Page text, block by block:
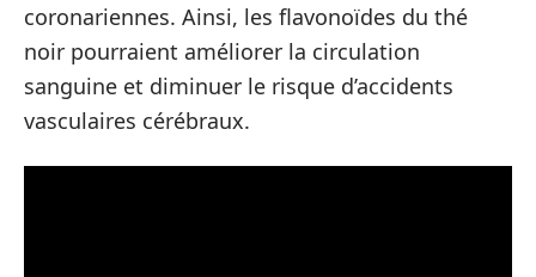
coronariennes. Ainsi, les flavonoïdes du thé
noir pourraient améliorer la circulation
sanguine et diminuer le risque d’accidents
vasculaires cérébraux.